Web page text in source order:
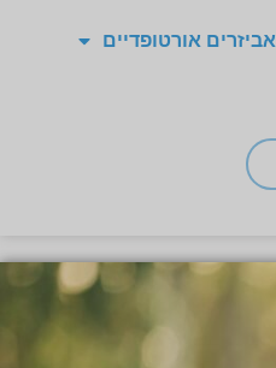
אביזרים אורטופדיים